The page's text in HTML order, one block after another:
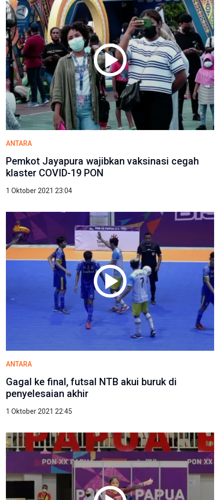
ANTARA
Pemkot Jayapura wajibkan vaksinasi cegah
klaster COVID-19 PON
1 Oktober 2021 23:04
ANTARA
Gagal ke final, futsal NTB akui buruk di
penyelesaian akhir
1 Oktober 2021 22:45